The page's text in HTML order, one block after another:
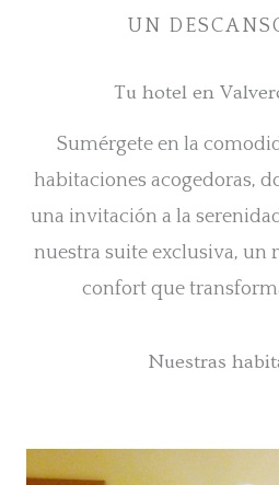
UN
Tu hotel en
Sumérgete en la
habitaciones acogedoras,
una invitación a la
nuestra suite exclusiva, un
confort que
Nuestras